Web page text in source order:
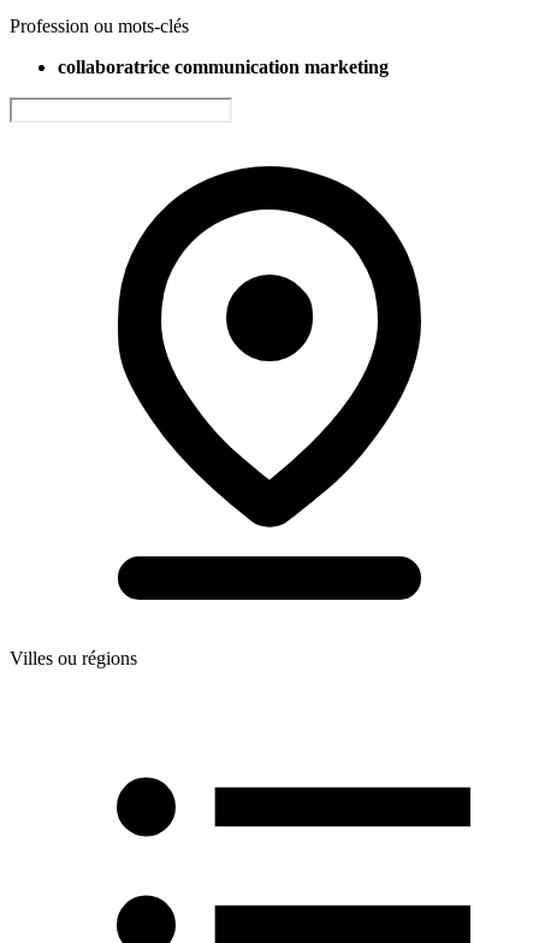
Profession ou mots-clés
collaboratrice communication marketing
Villes ou régions